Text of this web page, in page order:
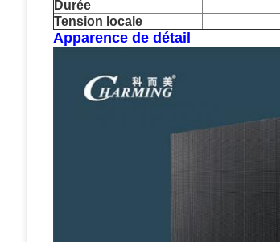
Durée
Tension locale
Apparence de détail